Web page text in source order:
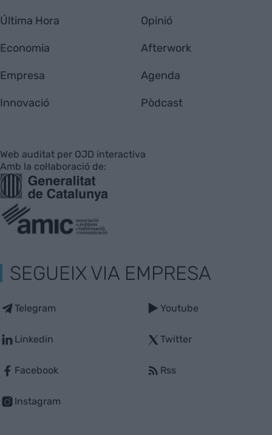
Última Hora
Economia
Empresa
Innovació
Opinió
Afterwork
Agenda
Pòdcast
Web auditat per OJD interactiva
Amb la col·laboració de:
SEGUEIX VIA EMPRESA
Telegram
Linkedin
Facebook
Instagram
Youtube
Twitter
Rss